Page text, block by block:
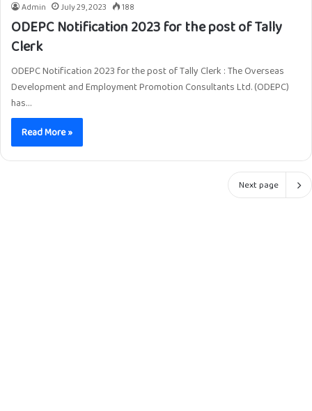
Admin July 29, 2023 188
ODEPC Notification 2023 for the post of Tally
Clerk
ODEPC Notification 2023 for the post of Tally Clerk : The Overseas
Development and Employment Promotion Consultants Ltd. (ODEPC)
has…
Read More »
Next page